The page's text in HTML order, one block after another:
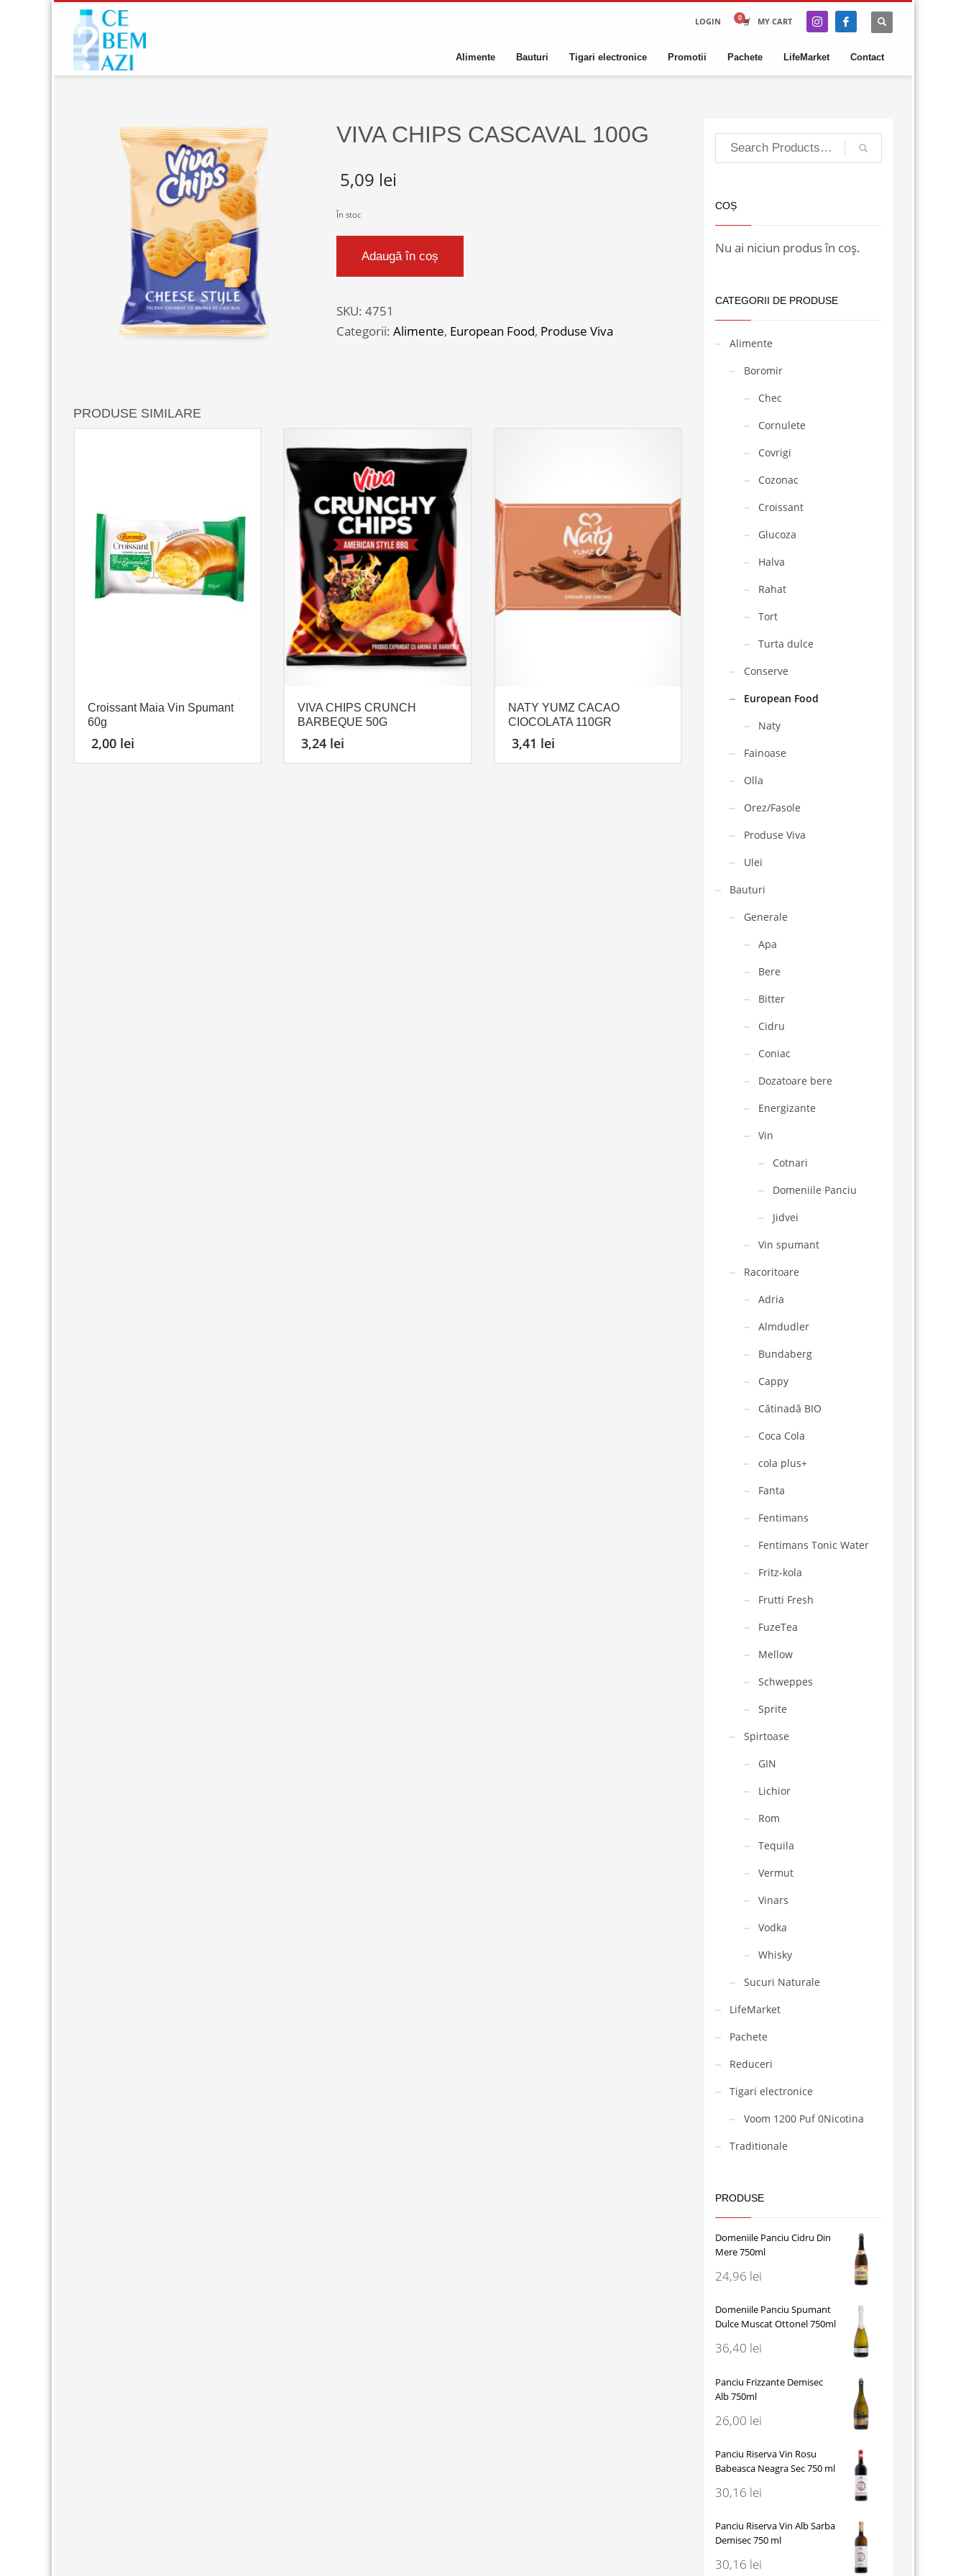
LOGIN MY CART
Alimente Bauturi Tigari electronice Promotii Pachete LifeMarket Contact
VIVA CHIPS CASCAVAL 100G
5,09 lei
În stoc
VIVA
CASCAVAL
100G
Adaugă în coș
SKU: 4751
Categorii: Alimente, European Food, Produse Viva
PRODUSE SIMILARE
Croissant Maia Vin Spumant
60g
2,00 lei
VIVA CHIPS CRUNCH
BARBEQUE 50G
3,24 lei
NATY YUMZ CACAO
CIOCOLATA 110GR
3,41 lei
COȘ
Nu ai niciun produs în coș.
CATEGORII DE PRODUSE
Alimente
Boromir
Chec
Cornulete
Covrigi
Cozonac
Croissant
Glucoza
Halva
Rahat
Tort
Turta dulce
Conserve
European Food
Naty
Fainoase
Olla
Orez/Fasole
Produse Viva
Ulei
Bauturi
Generale
Apa
Bere
Bitter
Cidru
Coniac
Dozatoare bere
Energizante
Vin
Cotnari
Domeniile Panciu
Jidvei
Vin spumant
Racoritoare
Adria
Almdudler
Bundaberg
Cappy
Cătinadă BIO
Coca Cola
cola plus+
Fanta
Fentimans
Fentimans Tonic Water
Fritz-kola
Frutti Fresh
FuzeTea
Mellow
Schweppes
Sprite
Spirtoase
GIN
Lichior
Rom
Tequila
Vermut
Vinars
Vodka
Whisky
Sucuri Naturale
LifeMarket
Pachete
Reduceri
Tigari electronice
Voom 1200 Puf 0Nicotina
Traditionale
PRODUSE
Domeniile Panciu Cidru Din
Mere 750ml
24,96 lei
Domeniile Panciu Spumant
Dulce Muscat Ottonel 750ml
36,40 lei
Panciu Frizzante Demisec
Alb 750ml
26,00 lei
Panciu Riserva Vin Rosu
Babeasca Neagra Sec 750 ml
30,16 lei
Panciu Riserva Vin Alb Sarba
Demisec 750 ml
30,16 lei